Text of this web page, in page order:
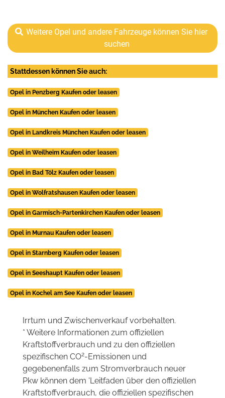
Weitere Opel und andere Fahrzeuge können Sie hier
suchen
Stattdessen können Sie auch:
Opel in Penzberg Kaufen oder leasen
Opel in München Kaufen oder leasen
Opel in Landkreis München Kaufen oder leasen
Opel in Weilheim Kaufen oder leasen
Opel in Bad Tölz Kaufen oder leasen
Opel in Wolfratshausen Kaufen oder leasen
Opel in Garmisch-Partenkirchen Kaufen oder leasen
Opel in Murnau Kaufen oder leasen
Opel in Starnberg Kaufen oder leasen
Opel in Seeshaupt Kaufen oder leasen
Opel in Kochel am See Kaufen oder leasen
Irrtum und Zwischenverkauf vorbehalten.
* Weitere Informationen zum offiziellen
Kraftstoffverbrauch und zu den offiziellen
spezifischen CO2-Emissionen und
gegebenenfalls zum Stromverbrauch neuer
Pkw können dem 'Leitfaden über den offiziellen
Kraftstoffverbrauch, die offiziellen spezifischen